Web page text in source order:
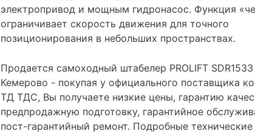
электропривод и мощным гидронасос. Функция
ограничивает скорость движения для точного
позиционирования в небольших пространствах.
Продается самоходный штабелер PROLIFT SDR1533
Кемерово - покупая у официального поставщика
ТД ТДС, Вы получаете низкие цены, гарантию
предпродажную подготовку, гарантийное
пост-гарантийный ремонт. Подробные технические